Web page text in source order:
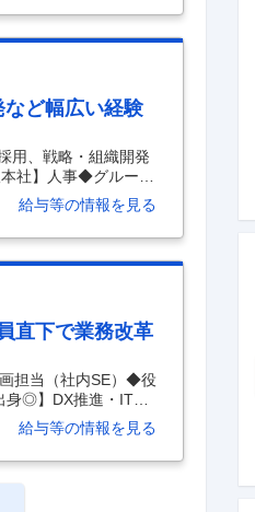
ィベロッパー・信和
ど幅広い経験
用、戦略・組織開発
社】人事◆グループ
生抜群 【具体的な仕
売り上げ1000億突
実！社員の家族まで
給与等の情報を見る
直下で業務改革
担当（社内SE）◆役
◎】DX推進・IT企
的な仕事内容】 【★
上2倍を目指す成長
切に・人間ドックや
担う社
給与等の情報を見る